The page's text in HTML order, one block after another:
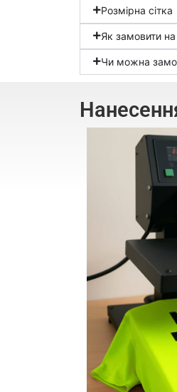
Розмірна сітка
Як замовити
Чи можна